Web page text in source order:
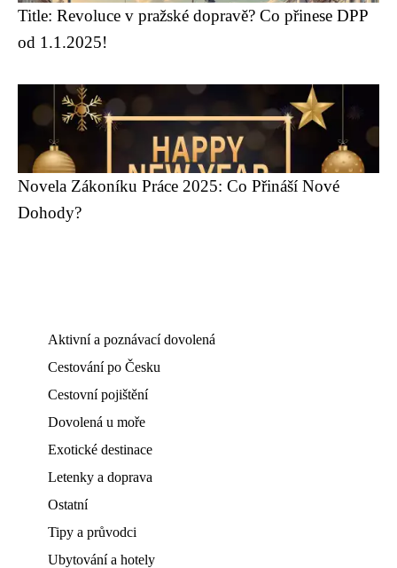
Title: Revoluce v pražské dopravě? Co přinese DPP
od 1.1.2025!
Novela Zákoníku Práce 2025: Co Přináší Nové
Dohody?
Aktivní a poznávací dovolená
Cestování po Česku
Cestovní pojištění
Dovolená u moře
Exotické destinace
Letenky a doprava
Ostatní
Tipy a průvodci
Ubytování a hotely